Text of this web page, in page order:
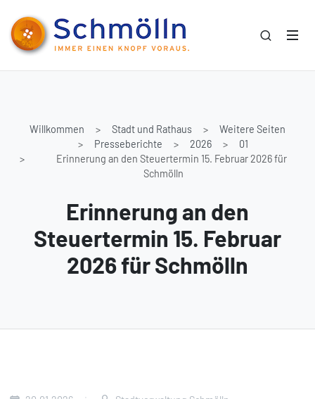
Willkommen Stadt und Rathaus
Weitere Seiten
Presseberichte
2026
01
Erinnerung an den Steuertermin 15. Februar 2026 für
Schmölln
Erinnerung an den
Steuertermin 15. Februar
2026 für Schmölln